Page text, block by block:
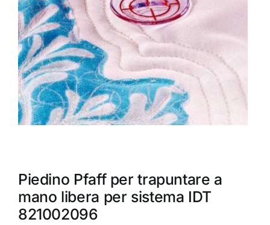
Servizi
Blog
Chi sono
Contatti
Piedino Pfaff per trapuntare a
mano libera per sistema IDT
821002096